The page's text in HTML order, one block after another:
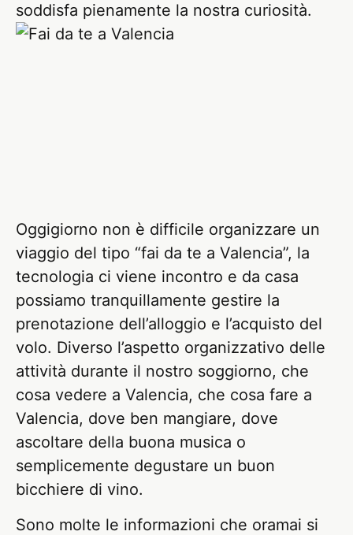
soddisfa pienamente la nostra curiosità.
Oggigiorno non è difficile organizzare un
viaggio del tipo “fai da te a Valencia”, la
tecnologia ci viene incontro e da casa
possiamo tranquillamente gestire la
prenotazione dell’alloggio e l’acquisto del
volo. Diverso l’aspetto organizzativo delle
attività durante il nostro soggiorno, che
cosa vedere a Valencia, che cosa fare a
Valencia, dove ben mangiare, dove
ascoltare della buona musica o
semplicemente degustare un buon
bicchiere di vino.
Sono molte le informazioni che oramai si